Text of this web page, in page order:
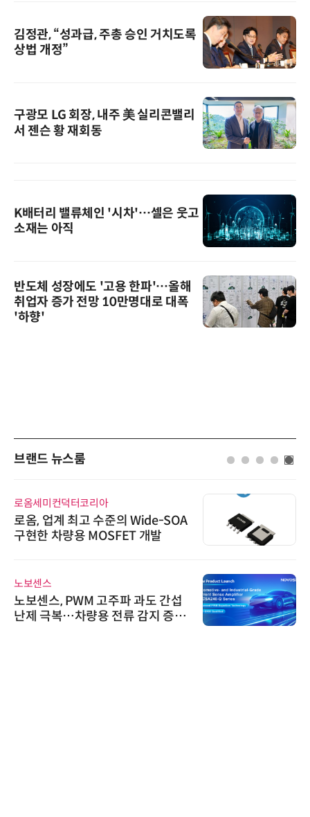
김정관, “성과급, 주총 승인 거치도록
상법 개정”
구광모 LG 회장, 내주 美 실리콘밸리
서 젠슨 황 재회동
K배터리 밸류체인 '시차'…셀은 웃고
소재는 아직
반도체 성장에도 '고용 한파'…올해
취업자 증가 전망 10만명대로 대폭
'하향'
브랜드 뉴스룸
로옴세미컨덕터코리아
로옴, 업계 최고 수준의 Wide-SOA
구현한 차량용 MOSFET 개발
노보센스
노보센스, PWM 고주파 과도 간섭
난제 극복…차량용 전류 감지 증폭